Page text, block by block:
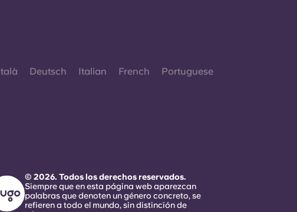
Deutsch Italian French Portuguese
© 2026. Todos los derechos reservados.
Siempre que en esta página web aparezcan
palabras que denoten un género concreto, se
refieren a todo el mundo, sin distinción de